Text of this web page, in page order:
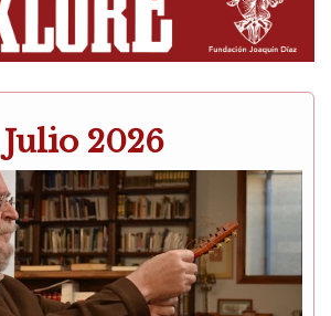
Julio 2026